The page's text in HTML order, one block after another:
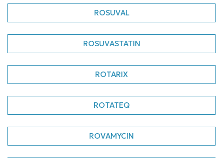
ROSUVAL
ROSUVASTATIN
ROTARIX
ROTATEQ
ROVAMYCIN